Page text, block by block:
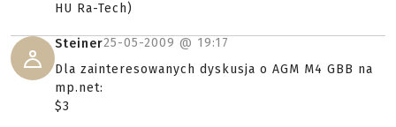
HU Ra-Tech)
Steiner25-05-2009 @ 19:17
Dla zainteresowanych dyskusja o AGM M4 GBB na
mp.net:
$3